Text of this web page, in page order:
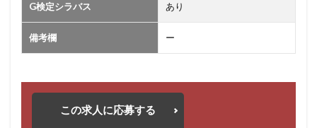
G検定シラバス あり
備考欄 ー
この求人に応募する